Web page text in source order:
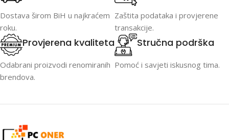
Dostava širom BiH u najkraćem
roku.
Zaštita podataka i provjerene
transakcije.
Provjerena kvaliteta
Odabrani proizvodi renomiranih
brendova.
Stručna podrška
Pomoć i savjeti iskusnog tima.